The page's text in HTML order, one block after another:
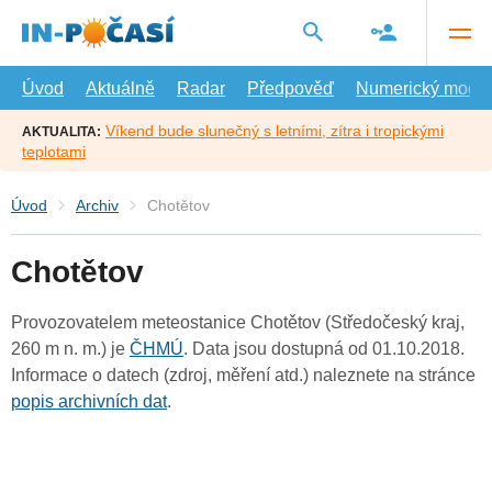
hlavní
Úvod
Aktuálně Radar Předpověď Numerický model
AKTUALITA: Víkend bude slunečný s letními, zítra i tropickými
teplotami
Úvod Archiv Chotětov
Chotětov
Provozovatelem meteostanice Chotětov (Středočeský kraj,
260 m n. m.) je ČHMÚ. Data jsou dostupná od 01.10.2018.
Informace o datech (zdroj, měření atd.) naleznete na stránce
popis archivních dat.